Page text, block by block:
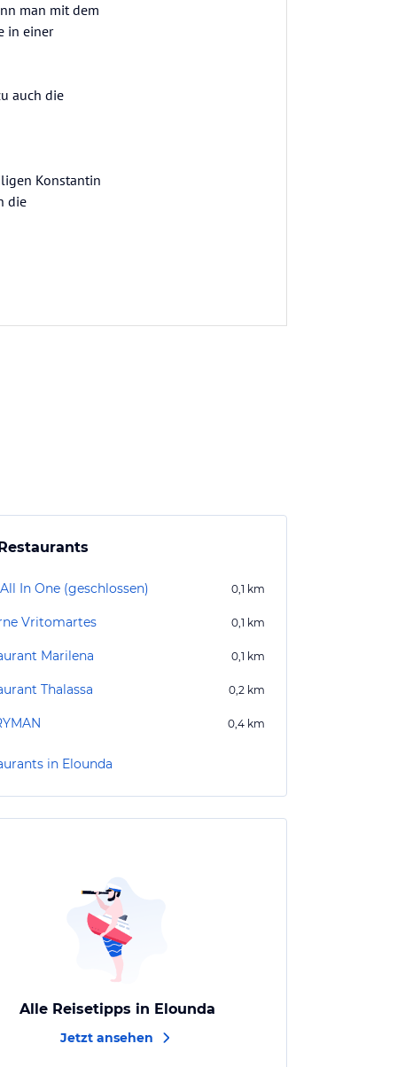
man mit dem
in einer
auch die
Konstantin
die
In One (geschlossen) 0,1 km
Vritomartes 0,1 km
Marilena 0,1 km
Thalassa 0,2 km
0,4 km
in Elounda
Alle Reisetipps in Elounda
Jetzt ansehen